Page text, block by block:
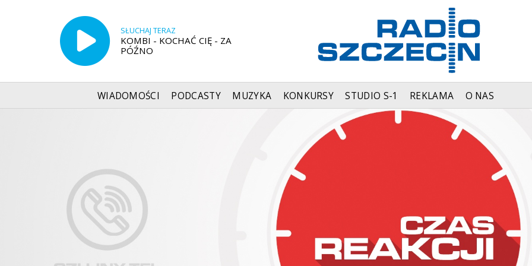
SŁUCHAJ TERAZ
KOMBI - KOCHAĆ CIĘ - ZA
PÓŹNO
WIADOMOŚCI PODCASTY MUZYKA KONKURSY STUDIO S-1 REKLAMA O NAS